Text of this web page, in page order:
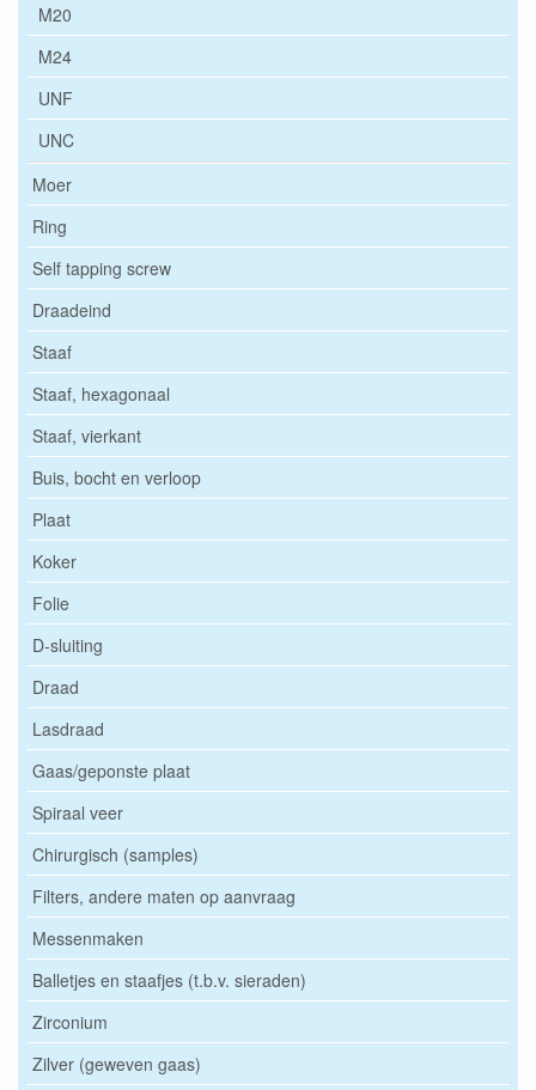
M20
M24
UNF
UNC
Moer
Ring
Self tapping screw
Draadeind
Staaf
Staaf, hexagonaal
Staaf, vierkant
Buis, bocht en verloop
Plaat
Koker
Folie
D-sluiting
Draad
Lasdraad
Gaas/geponste plaat
Spiraal veer
Chirurgisch (samples)
Filters, andere maten op aanvraag
Messenmaken
Balletjes en staafjes (t.b.v. sieraden)
Zirconium
Zilver (geweven gaas)